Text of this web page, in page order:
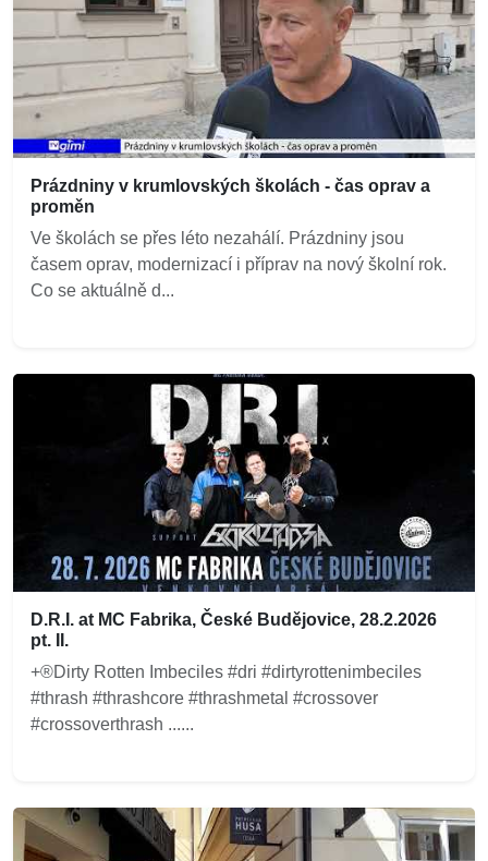
Prázdniny v krumlovských školách - čas oprav a
proměn
Ve školách se přes léto nezahálí. Prázdniny jsou
časem oprav, modernizací i příprav na nový školní rok.
Co se aktuálně d...
D.R.I. at MC Fabrika, České Budějovice, 28.2.2026
pt. II.
+®Dirty Rotten Imbeciles #dri #dirtyrottenimbeciles
#thrash #thrashcore #thrashmetal #crossover
#crossoverthrash ......